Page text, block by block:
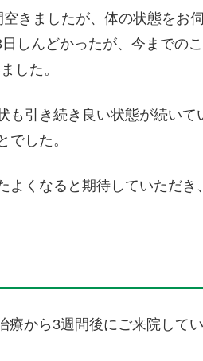
きましたが、体の状態をお
日しんどかったが、今までの
した。
も引き続き良い状態が続い
でした。
よくなると期待していただき
療から3週間後にご来院してい